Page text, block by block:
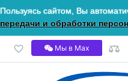
Пользуясь сайтом, Вы
передачи и обработки
Мы в Мах